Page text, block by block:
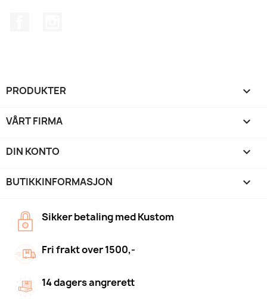
PRODUKTER 
VÅRT FIRMA 
DIN KONTO 
BUTIKKINFORMASJON keyboard_arrow_down
Sikker betaling med Kustom
Fri frakt over 1500,-
14 dagers angrerett